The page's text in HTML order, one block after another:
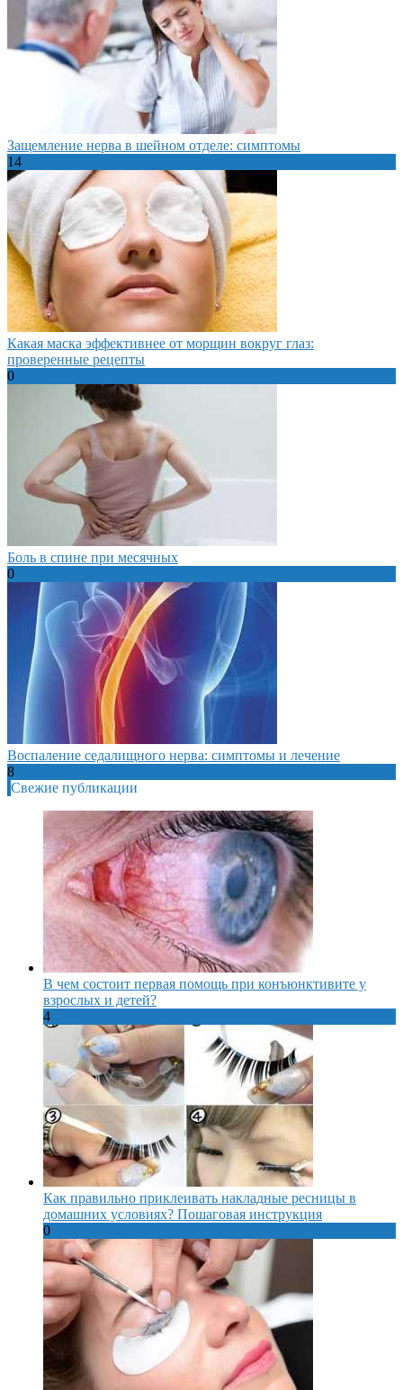
Защемление нерва в шейном отделе: симптомы
14
Какая маска эффективнее от морщин вокруг глаз:
проверенные рецепты
0
Боль в спине при месячных
0
Воспаление седалищного нерва: симптомы и лечение
8
Свежие публикации
В чем состоит первая помощь при конъюнктивите у
взрослых и детей?
4
Как правильно приклеивать накладные ресницы в
домашних условиях? Пошаговая инструкция
0